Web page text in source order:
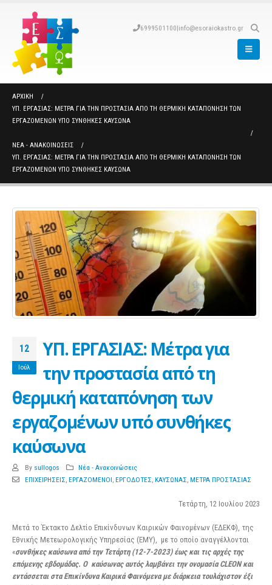
6999501100|info@esoraiokastro.gr
ΑΡΧΙΚΉ
ΥΠ. ΕΡΓΑΣΙΑΣ: ΜΈΤΡΑ ΓΙΑ ΤΗΝ ΠΡΟΣΤΑΣΊΑ ΑΠΌ ΤΗ ΘΕΡΜΙΚΉ ΚΑΤΑΠΌΝΗΣΗ ΤΩΝ
ΕΡΓΑΖΟΜΈΝΩΝ ΥΠΌ ΣΥΝΘΉΚΕΣ ΚΑΎΣΩΝΑ
ΝΈΑ - ΑΝΑΚΟΙΝΏΣΕΙΣ
ΥΠ. ΕΡΓΑΣΙΑΣ: ΜΈΤΡΑ ΓΙΑ ΤΗΝ ΠΡΟΣΤΑΣΊΑ ΑΠΌ ΤΗ ΘΕΡΜΙΚΉ ΚΑΤΑΠΌΝΗΣΗ ΤΩΝ
ΕΡΓΑΖΟΜΈΝΩΝ ΥΠΌ ΣΥΝΘΉΚΕΣ ΚΑΎΣΩΝΑ
12
Ιούλ
ΥΠ. ΕΡΓΑΣΙΑΣ: Μέτρα για
την προστασία από τη
θερμική καταπόνηση των
εργαζομένων υπό συνθήκες
καύσωνα
By sullogos
Νέα - Ανακοινώσεις
ΕΠΙΧΕΙΡΗΣΕΙΣ, ΕΡΓΑΖΟΜΕΝΟΙ, ΕΡΓΟΔΟΤΕΣ, ΚΑΥΣΩΝΑΣ, ΜΕΤΡΑ ΠΡΟΣΤΑΣΙΑΣ
Τετάρτη, 12 Ιουλίου 2023
Μετά το Έκτακτο Δελτίο Επικίνδυνων Καιρικών Φαινομένων (ΕΔΕΚΦ), της
Εθνικής Μετεωρολογικής Υπηρεσίας (ΕΜΥ), με το οποίο αναγγέλλονται
«συνθήκες καύσωνα από την Τετάρτη (12-7-2023) έως και τις αρχές της
επόμενης εβδομάδας. Ο καύσωνας αυτός λαμβάνει την ονομασία CLEON και
εντάσσεται στα Επικίνδυνα Καιρικά Φαινόμενα με διάρκεια τουλάχιστον έξι